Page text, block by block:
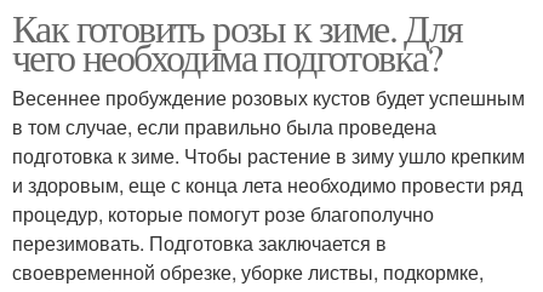
Как готовить розы к зиме. Для
чего необходима подготовка?
Весеннее пробуждение розовых кустов будет успешным
в том случае, если правильно была проведена
подготовка к зиме. Чтобы растение в зиму ушло крепким
и здоровым, еще с конца лета необходимо провести ряд
процедур, которые помогут розе благополучно
перезимовать. Подготовка заключается в
своевременной обрезке, уборке листвы, подкормке,